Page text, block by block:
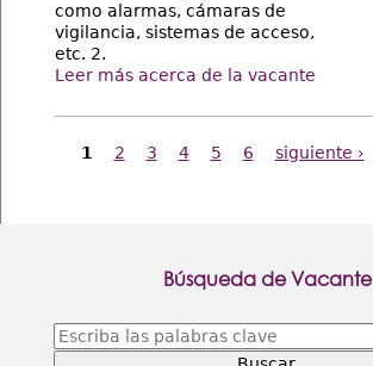
como alarmas, cámaras de
vigilancia, sistemas de acceso,
etc. 2.
Leer más acerca de la vacante
Páginas
1 2 3 4 5 6 siguiente ›
Búsqueda de Vacante
Escriba